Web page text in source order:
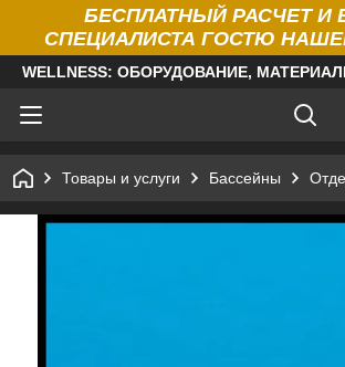
БЕСПЛАТНЫЙ РАСЧЕТ И
СПЕЦИАЛИСТА ГОСТЮ
WELLNESS: ОБОРУДОВАНИЕ,
Товары и услуги Бассейны